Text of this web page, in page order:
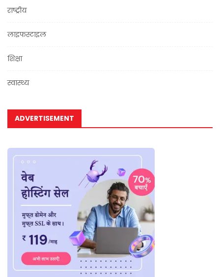
राष्ट्रीय
लाइफस्टाइल
शिक्षा
स्वास्थ्य
ADVERTISEMENT